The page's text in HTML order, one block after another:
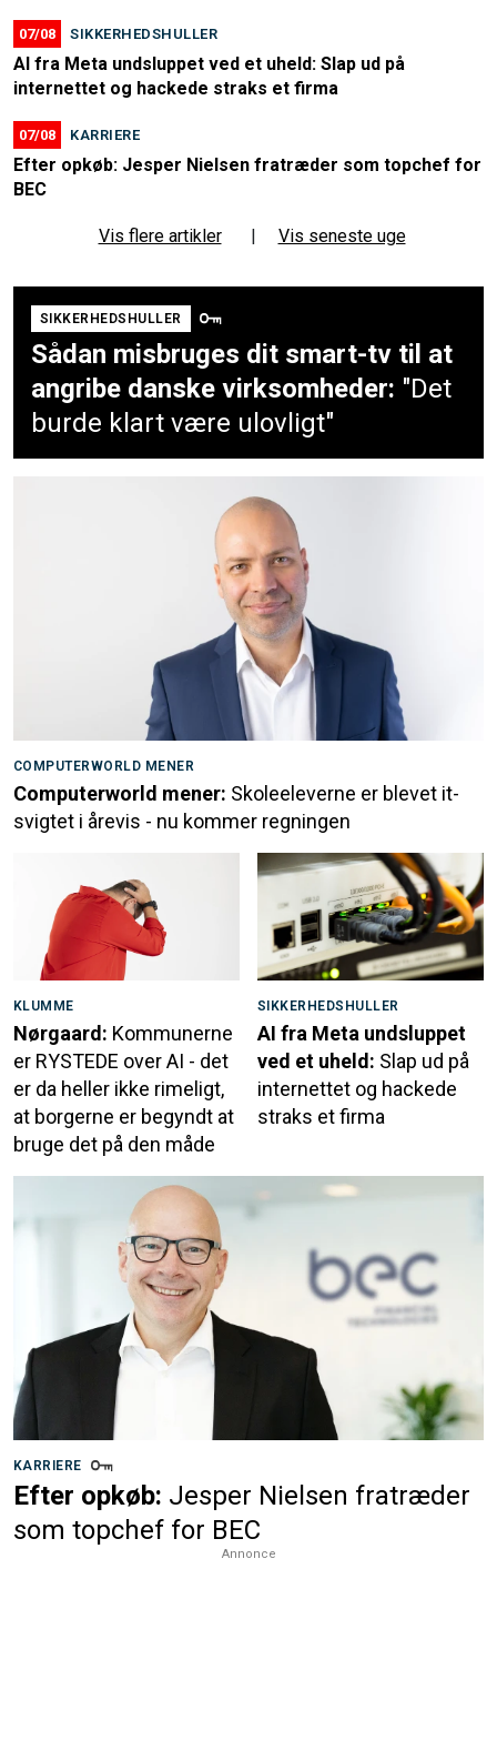
07/08 SIKKERHEDSHULLER
AI fra Meta undsluppet ved et uheld: Slap ud på
internettet og hackede straks et firma
07/08 KARRIERE
Efter opkøb: Jesper Nielsen fratræder som topchef for
BEC
Vis flere artikler Vis seneste uge
SIKKERHEDSHULLER
Sådan misbruges dit smart-tv til at
angribe danske virksomheder: "Det
burde klart være ulovligt"
COMPUTERWORLD MENER
Computerworld mener: Skoleeleverne er blevet it-
svigtet i årevis - nu kommer regningen
KLUMME
Nørgaard: Kommunerne
er RYSTEDE over AI - det
er da heller ikke rimeligt,
at borgerne er begyndt at
bruge det på den måde
SIKKERHEDSHULLER
AI fra Meta undsluppet
ved et uheld: Slap ud på
internettet og hackede
straks et firma
KARRIERE
Efter opkøb: Jesper Nielsen fratræder
som topchef for BEC
Annonce